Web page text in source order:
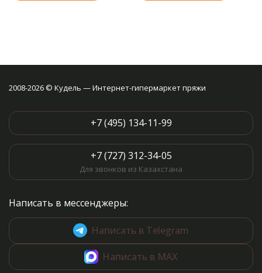
2008-2026 © Кудель — Интернет-гипермаркет пряжи
+7 (495) 134-11-99
+7 (727) 312-34-05
Для звонков из Казахстана
Написать в мессенджеры:
Написать в Telegram
Написать в MAX